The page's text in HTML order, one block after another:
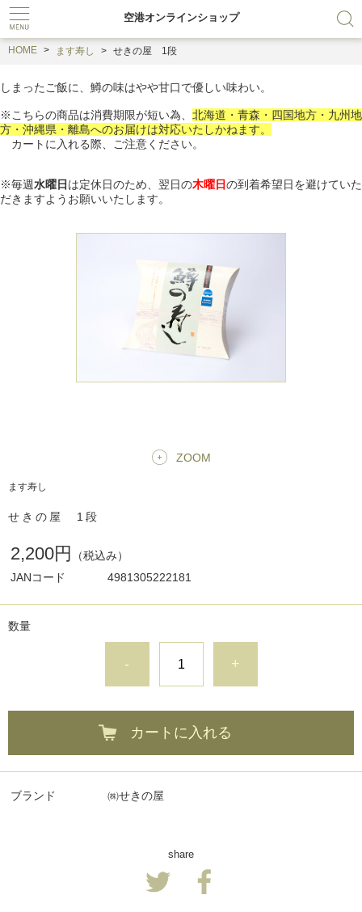
空港オンラインショップ
HOME ます寿し せきの屋 1段
しまったご飯に、鱒の味はやや甘口で優しい味わい。
※こちらの商品は消費期限が短い為、 北海道・青森・四国地方・九州地
方・沖縄県・離島へのお届けは対応いたしかねます。
カートに入れる際、ご注意ください。
※毎週水曜日 は定休日のため、翌日の木曜日の到着希望日を避けていた
だきますようお願いいたします。
ZOOM
ます寿し
せきの屋 1段
2,200円
（税込み）
JANコード
4981305222181
数量
- +
カートに入れる
ブランド ㈱せきの屋
share